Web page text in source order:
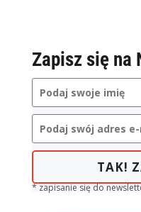
Zapisz się na
TAK!
* zapisanie się do